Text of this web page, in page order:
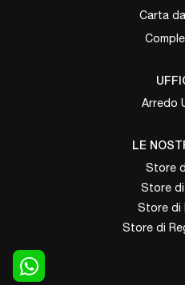
Carta
Arredo
LE
Store
Store di
Store di
Store di